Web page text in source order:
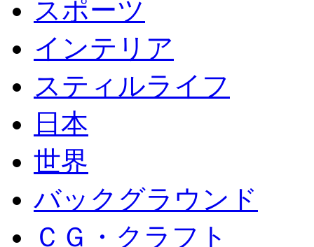
スポーツ
インテリア
スティルライフ
日本
世界
バックグラウンド
ＣＧ・クラフト